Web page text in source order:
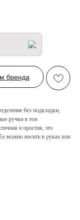
бренда
без подкладки,
ручки в тон
и простая, это
можно носить в руках или